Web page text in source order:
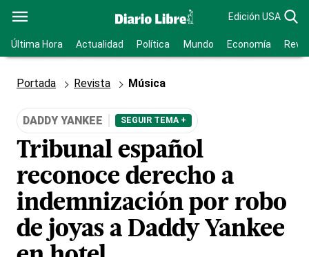
Edición USA
Última Hora Actualidad Política Mundo Economía
Portada Revista Música
DADDY YANKEE SEGUIR TEMA +
Tribunal español
reconoce derecho a
indemnización por robo
de joyas a Daddy Yankee